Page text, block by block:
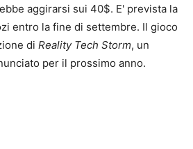
aggirarsi sui 40$. E' prevista la
entro la fine di settembre. Il gioco
di Reality Tech Storm, un
per il prossimo anno.